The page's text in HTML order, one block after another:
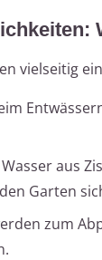
vielseitig
aus
Garten
zum